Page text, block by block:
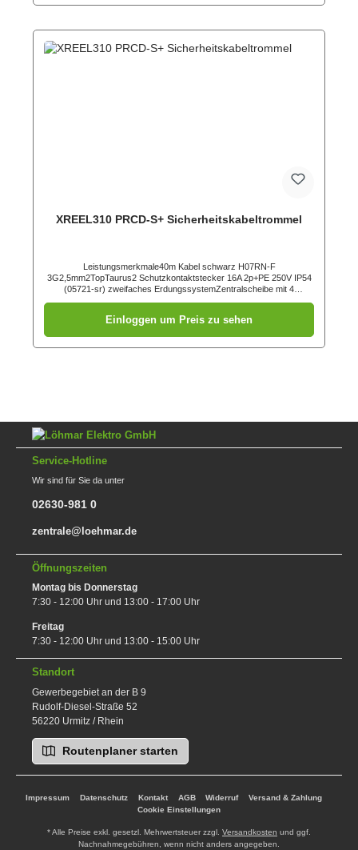
XREEL310 PRCD-S+ Sicherheitskabeltrommel
Leistungsmerkmale40m Kabel schwarz H07RN-F
3G2,5mm2TopTaurus2 Schutzkontaktstecker 16A 2p+PE 250V IP54
(05721-sr) zweifaches ErdungssystemZentralscheibe mit 4
mit zentral angeordneter, innenliegender
Einloggen um Preis zu sehen
Service-Hotline
Wir sind für Sie da unter
02630-981 0
zentrale@loehmar.de
Öffnungszeiten
Montag bis Donnerstag
7:30 - 12:00 Uhr und 13:00 - 17:00 Uhr
Freitag
7:30 - 12:00 Uhr und 13:00 - 15:00 Uhr
Standort
Gewerbegebiet an der B 9
Rudolf-Diesel-Straße 52
56220 Urmitz / Rhein
Routenplaner starten
Impressum Datenschutz Kontakt AGB Widerruf
Versand & Zahlung
Cookie Einstellungen
* Alle Preise exkl. gesetzl. Mehrwertsteuer zzgl. Versandkosten und ggf.
Nachnahmegebühren, wenn nicht anders angegeben.